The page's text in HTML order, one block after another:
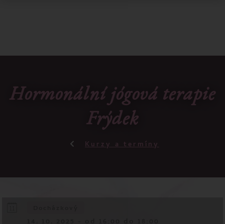
Hormonální jógová terapie
Frýdek
Kurzy a termíny